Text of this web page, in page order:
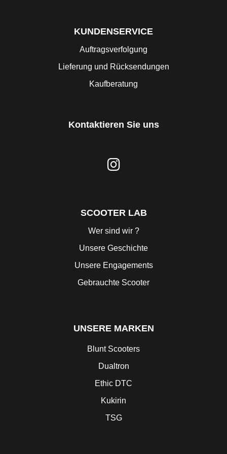
KUNDENSERVICE
Auftragsverfolgung
Lieferung und Rücksendungen
Kaufberatung
Kontaktieren Sie uns
SCOOTER LAB
Wer sind wir ?
Unsere Geschichte
Unsere Engagements
Gebrauchte Scooter
UNSERE MARKEN
Blunt Scooters
Dualtron
Ethic DTC
Kukirin
TSG